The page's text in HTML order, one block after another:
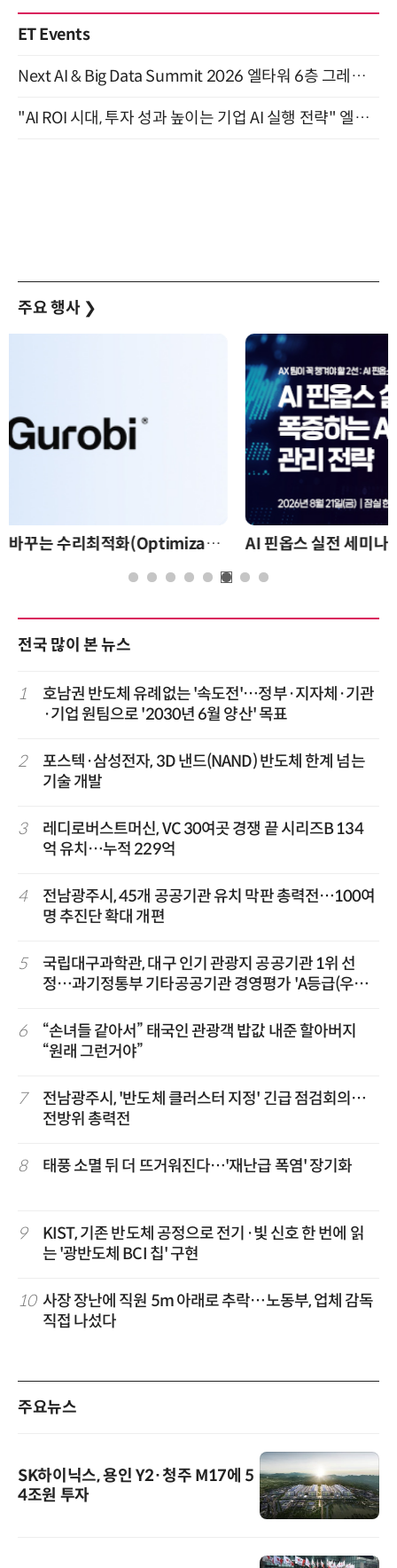
ET Events
Next AI & Big Data Summit 2026 엘타워 6층 그레이스홀 개최 (9/18)
"AI ROI 시대, 투자 성과 높이는 기업 AI 실행 전략" 엘타워 6층 (9월 18일)
주요 행사 ❯
AI 핀옵스 실전 세미나: 폭증하는 AI 토큰 비용 관리 전략
전국 많이 본 뉴스
1
호남권 반도체 유례없는 '속도전'…정부·지자체·기관
·기업 원팀으로 '2030년 6월 양산' 목표
2
포스텍·삼성전자, 3D 낸드(NAND) 반도체 한계 넘는
기술 개발
3
레디로버스트머신, VC 30여곳 경쟁 끝 시리즈B 134
억 유치…누적 229억
4
전남광주시, 45개 공공기관 유치 막판 총력전…100여
명 추진단 확대 개편
5
국립대구과학관, 대구 인기 관광지 공공기관 1위 선
정…과기정통부 기타공공기관 경영평가 'A등급(우수)'
6
“손녀들 같아서” 태국인 관광객 밥값 내준 할아버지
“원래 그런거야”
7
전남광주시, '반도체 클러스터 지정' 긴급 점검회의…
전방위 총력전
8 태풍 소멸 뒤 더 뜨거워진다…'재난급 폭염' 장기화
9
KIST, 기존 반도체 공정으로 전기·빛 신호 한 번에 읽
는 '광반도체 BCI 칩' 구현
10 사장 장난에 직원 5m 아래로 추락…노동부, 업체 감독
직접 나섰다
주요뉴스
SK하이닉스, 용인 Y2·청주 M17에 5
4조원 투자